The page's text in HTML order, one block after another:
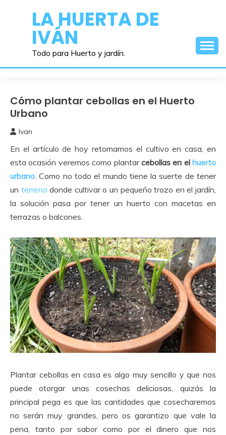
contenidoLA HUERTA DE
IVÁN
Todo para Huerto y jardín.
Huerto
Urbano
Cómo plantar cebollas en el Huerto
Urbano
octubre,
2018
Ivan
En el artículo de hoy retomamos el cultivo en casa, en
esta ocasión veremos como plantarcebollas en el huerto
urbano. Como no todo el mundo tiene la suerte de tener
un terreno donde cultivar o un pequeño trozo en el jardín,
la solución pasa por tener un huerto con macetas en
terrazas o balcones.
Plantar cebollas en casa es algo muy sencillo y que nos
puede otorgar unas cosechas deliciosas, quizás la
principal pega es que las cantidades que cosecharemos
no serán muy grandes, pero os garantizo que vale la
pena, tanto por sabor como por el dinero que nos